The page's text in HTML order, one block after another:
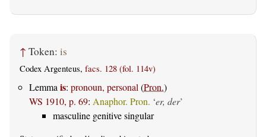
↑ Token: is
Codex Argenteus, facs. 128 (fol. 114v)
Lemma is: pronoun, personal (Pron.)
WS 1910, p. 69: Anaphor. Pron. ‘er, der’
masculine genitive singular